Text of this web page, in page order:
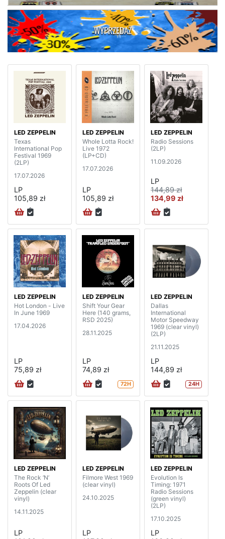
WYPRZEDAŻ
LED ZEPPELIN
Texas
International Pop
Festival 1969
(2LP)
17.07.2026
LP
105,89 zł
LED ZEPPELIN
Whole Lotta Rock!
Live 1972
(LP+CD)
17.07.2026
LP
105,89 zł
LED ZEPPELIN
Radio Sessions
(2LP)
11.09.2026
LP
144,89 zł
134,99 zł
LED ZEPPELIN
Hot London - Live
In June 1969
17.04.2026
LP
75,89 zł
LED ZEPPELIN
Shift Your Gear
Here (140 grams,
RSD 2025)
28.11.2025
LP
74,89 zł
72H
LED ZEPPELIN
Dallas
International
Motor Speedway
1969 (clear vinyl)
(2LP)
21.11.2025
LP
144,89 zł
24H
LED ZEPPELIN
The Rock ‘N’
Roots Of Led
Zeppelin (clear
vinyl)
14.11.2025
LP
LED ZEPPELIN
Filmore West 1969
(clear vinyl)
24.10.2025
LP
LED ZEPPELIN
Evolution Is
Timing: 1971
Radio Sessions
(green vinyl)
(2LP)
17.10.2025
LP